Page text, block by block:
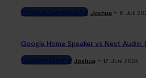
Produktvergleiche Joshua - 8. Juli
Google Home Speaker vs Nest Audio:
Google Home Joshua - 17. Juni 2026